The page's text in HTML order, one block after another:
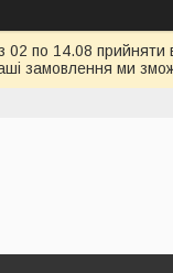
02 по 14.08
замовлення ми